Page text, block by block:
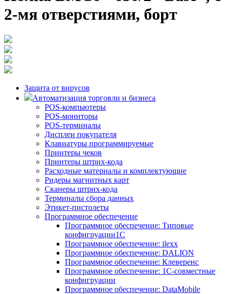
2-мя отверстиями, борт
Защита от вирусов
Автоматизация торговли и бизнеса
POS-компьютеры
POS-мониторы
POS-терминалы
Дисплеи покупателя
Клавиатуры программируемые
Принтеры чеков
Принтеры штрих-кода
Расходные материалы и комплектующие
Ридеры магнитных карт
Сканеры штрих-кода
Терминалы сбора данных
Этикет-пистолеты
Программное обеспечение
Программное обеспечение: Типовые
конфигруации1С
Программное обеспечение: ilexx
Программное обеспечение: DALION
Программное обеспечение: Клеверенс
Программное обеспечение: 1С-совместные
конфигруации
Программное обеспечение: DataMobile